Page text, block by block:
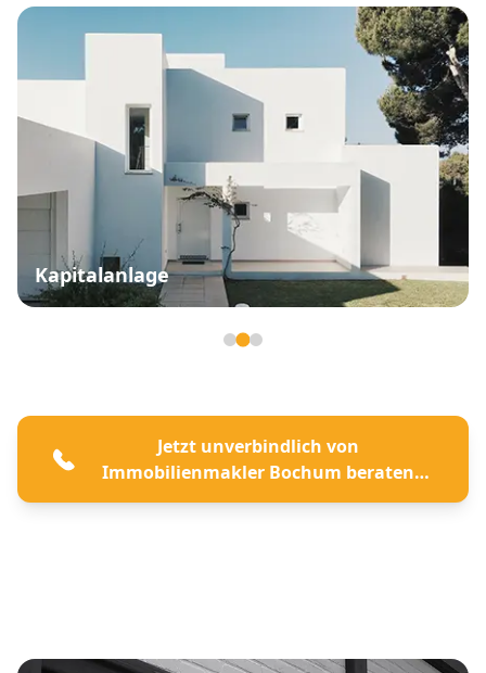
Kapitalanlage
Jetzt unverbindlich von
Immobilienmakler Bochum beraten
lassen